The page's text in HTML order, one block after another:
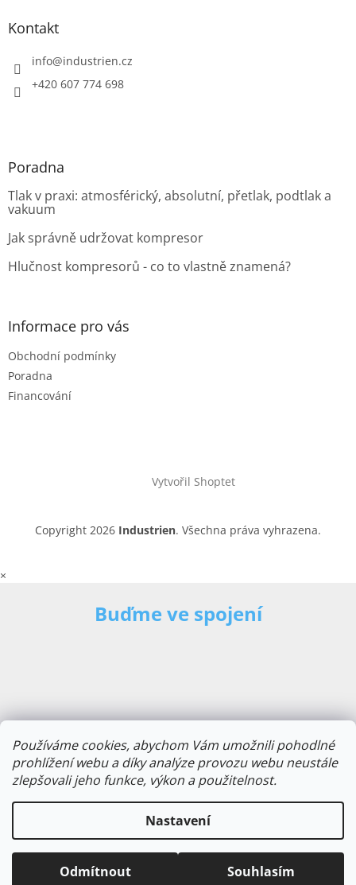
Používáme cookies, abychom Vám umožnili pohodlné
prohlížení webu a díky analýze provozu webu neustále
zlepšovali jeho funkce, výkon a použitelnost.
Nastavení
Odmítnout Souhlasím
Kontakt
info@industrien.cz
+420 607 774 698
Poradna
Tlak v praxi: atmosférický, absolutní, přetlak, podtlak a
vakuum
Jak správně udržovat kompresor
Hlučnost kompresorů - co to vlastně znamená?
Informace pro vás
Obchodní podmínky
Poradna
Financování
Vytvořil Shoptet
Copyright 2026 Industrien. Všechna práva vyhrazena.
×
Buďme ve spojení
E-mailová adresa
Odebírat novinky